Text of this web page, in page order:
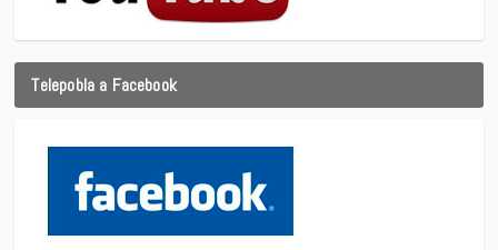
Telepobla a Facebook